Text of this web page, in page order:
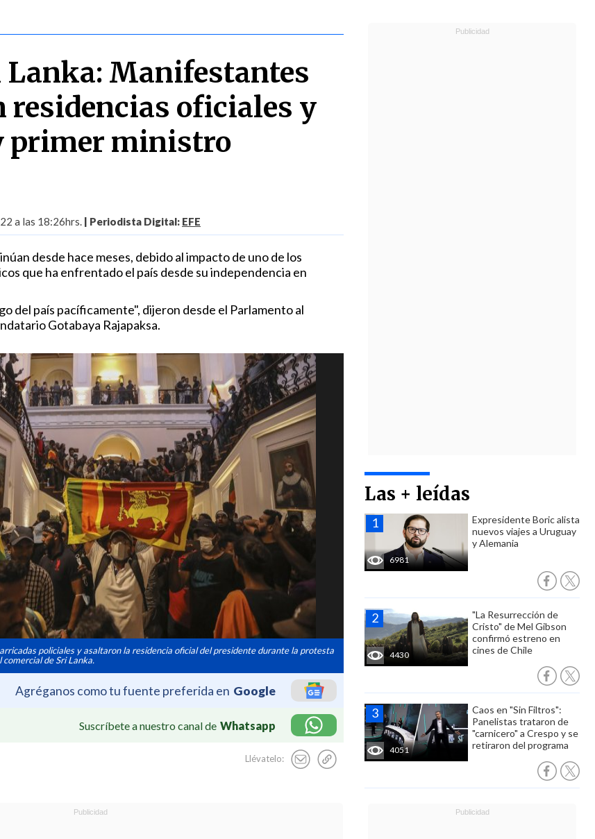
Lanka: Manifestantes
residencias oficiales y
primer ministro
a las 18:26hrs. | Periodista Digital: EFE
desde hace meses, debido al impacto de uno de los
que ha enfrentado el país desde su independencia en
del país pacíficamente", dijeron desde el Parlamento al
Gotabaya Rajapaksa.
policiales y asaltaron la residencia oficial del presidente durante la protesta
de Sri Lanka.
Agréganos como tu fuente preferida en Google
Suscríbete a nuestro canal de Whatsapp
Llévatelo:
Las + leídas
6981
Expresidente Boric alista
nuevos viajes a Uruguay
y Alemania
4430
"La Resurrección de
Cristo" de Mel Gibson
confirmó estreno en
cines de Chile
4051
Caos en "Sin Filtros":
Panelistas trataron de
"carnicero" a Crespo y se
retiraron del programa